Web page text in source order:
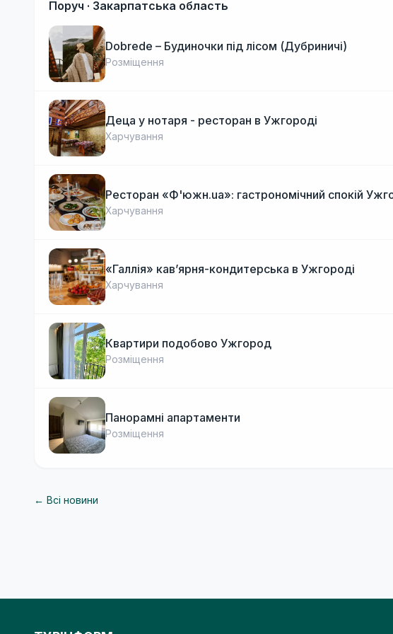
Поруч · Закарпатська область
Dobrede – Будиночки під лісом (Дубриничі)
Розміщення
Деца у нотаря - ресторан в Ужгороді
Харчування
Ресторан «Ф'южн.ua»: гастрономічний спокій
Харчування
«Галлія» кав’ярня-кондитерська в Ужгороді
Харчування
Квартири подобово Ужгород
Розміщення
Панорамні апартаменти
Розміщення
← Всі новини